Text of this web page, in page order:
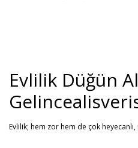
Evlilik Düğün
Evlilik; hem zor hem de çok